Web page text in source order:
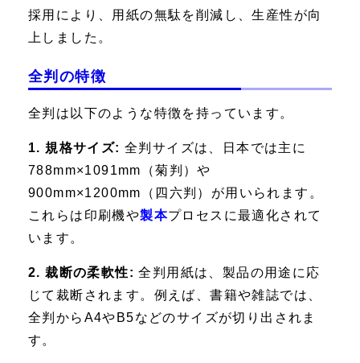
採用により、用紙の無駄を削減し、生産性が向
上しました。
全判の特徴
全判は以下のような特徴を持っています。
1. 規格サイズ: 全判サイズは、日本では主に
788mm×1091mm（菊判）や
900mm×1200mm（四六判）が用いられます。
これらは印刷機や製本プロセスに最適化されて
います。
2. 裁断の柔軟性: 全判用紙は、製品の用途に応
じて裁断されます。例えば、書籍や雑誌では、
全判からA4やB5などのサイズが切り出されま
す。